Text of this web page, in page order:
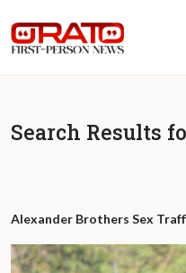
Search Results
Alexander Brothers Sex